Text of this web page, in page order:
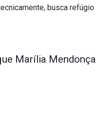
busca refúgio
Marília Mendonça